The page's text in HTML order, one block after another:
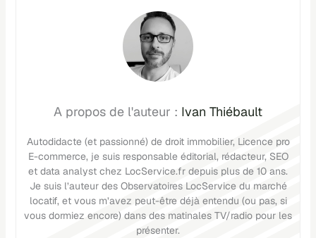
Ivan Thiébault
Autodidacte (et passionné) de droit immobilier, Licence pro
E-commerce, je suis responsable éditorial, rédacteur, SEO
et data analyst chez LocService.fr depuis plus de 10 ans.
Je suis l’auteur des Observatoires LocService du marché
locatif, et vous m’avez peut-être déjà entendu (ou pas, si
vous dormiez encore) dans des matinales TV/radio pour les
présenter.